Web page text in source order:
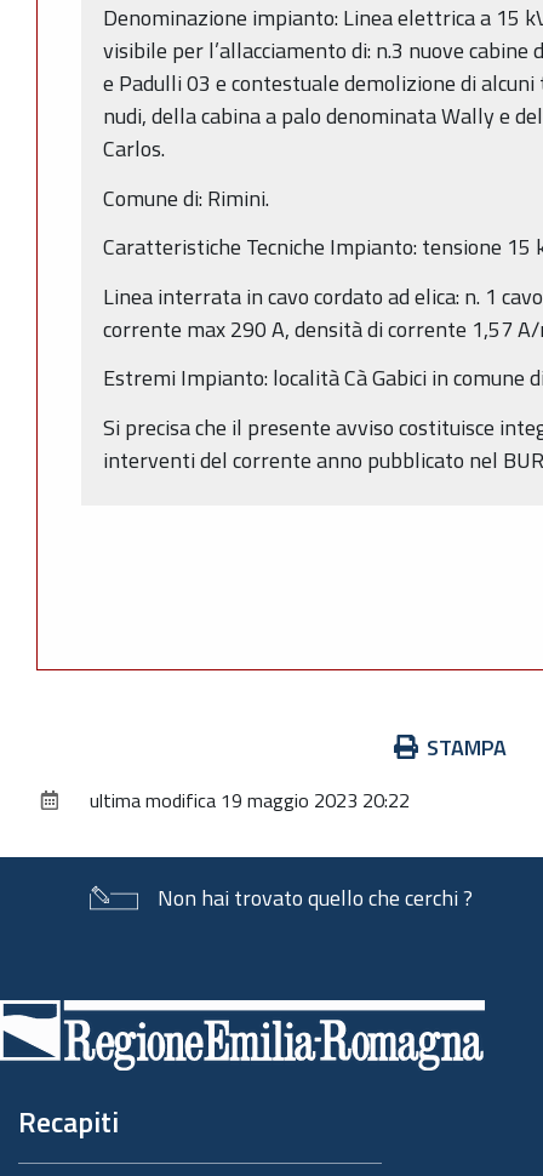
Denominazione impianto: Linea elettrica a 15
visibile per l’allacciamento di: n.3 nuove
e Padulli 03 e contestuale demolizione di
nudi, della cabina a palo denominata Wally e
Carlos.
Comune di: Rimini.
Caratteristiche Tecniche Impianto: tensione 15
Linea interrata in cavo cordato ad elica: n. 1
corrente max 290 A, densità di corrente 1,57
Estremi Impianto: località Cà Gabici in comune
Si precisa che il presente avviso costituisce
interventi del corrente anno pubblicato nel
documento
STAMPA
ultima modifica 19 maggio 2023 20:22
Non hai trovato quello che cerchi ?
di
pagina
Recapiti